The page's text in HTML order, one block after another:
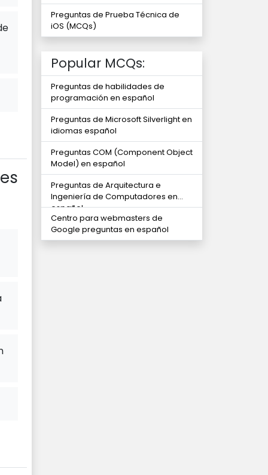
Preguntas de Prueba Técnica de
iOS (MCQs)
Popular MCQs:
Preguntas de habilidades de
programación en español
Preguntas de Microsoft Silverlight en
idiomas español
Preguntas COM (Component Object
Model) en español
Preguntas de Arquitectura e
Ingeniería de Computadores en
español
Centro para webmasters de
Google preguntas en español